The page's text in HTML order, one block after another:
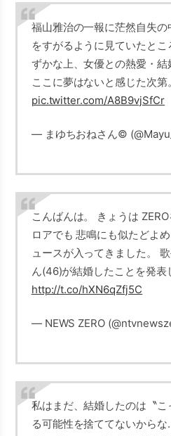
福山雅治の一報に茫然自失
をすがるように見ていたと
ずかな上、女優との熱愛・
ここに夢はないと感じた次第。
pic.twitter.com/A8B9vjSfCr
— まゆちおねさん©
こんばんは。 きょうは
ロアでも 悲鳴にも似たどよ
ュースが入ってきました。
ん(46)が結婚したことを発
http://t.co/hXN6qZfj5C
— NEWS ZERO
私はまだ、結婚したのは〝
る可能性を捨ててないからな